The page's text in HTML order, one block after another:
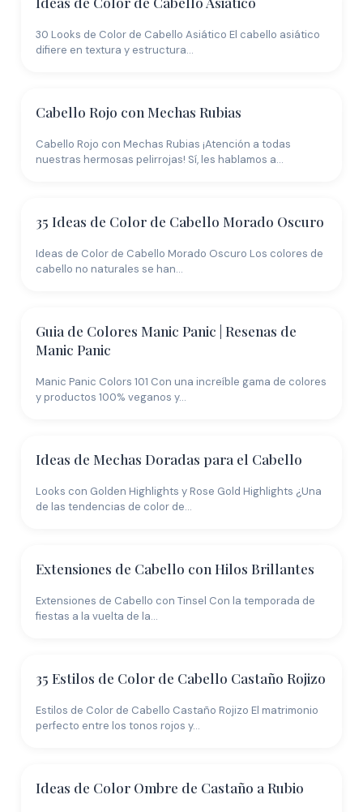
Invierte en un shampoo sin sulfatos, lava con agua
hábitos por sí solos pueden duplicar la vida de
cita que muestren tanto el color como la técnica que
de IA para acotar tu dirección antes de gastar tiempo
en el salón con consultas.
30 Looks de Color de Cabello Asiático El cabello asiático
difiere en textura y estructura…
Cabello Rojo con Mechas Rubias
Cabello Rojo con Mechas Rubias ¡Atención a todas
nuestras hermosas pelirrojas! Sí, les hablamos a…
35 Ideas de Color de Cabello Morado Oscuro
Ideas de Color de Cabello Morado Oscuro Los colores de
cabello no naturales se han…
Guia de Colores Manic Panic | Resenas de
Manic Panic
Manic Panic Colors 101 Con una increíble gama de colores
y productos 100% veganos y…
Ideas de Mechas Doradas para el Cabello
Looks con Golden Highlights y Rose Gold Highlights ¿Una
de las tendencias de color de…
Extensiones de Cabello con Hilos Brillantes
Extensiones de Cabello con Tinsel Con la temporada de
fiestas a la vuelta de la…
35 Estilos de Color de Cabello Castaño Rojizo
Estilos de Color de Cabello Castaño Rojizo El matrimonio
perfecto entre los tonos rojos y…
Ideas de Color Ombre de Castaño a Rubio